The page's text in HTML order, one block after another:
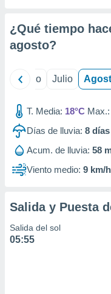
e
mediante
publicidad
publicidad
de
1199
¿Qué tiempo
agosto?
Junio Julio
T. Media: 18°C Max.:
Días de lluvia: 8 días
Acum. de lluvia: 58
Viento medio: 9 km/h
Salida y Puesta
Salida del sol
05:55